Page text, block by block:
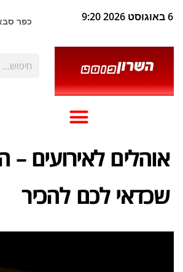
6 באוגוסט 2026 9:20
אוהלים לאירועים –
שכדאי לכם להכיר